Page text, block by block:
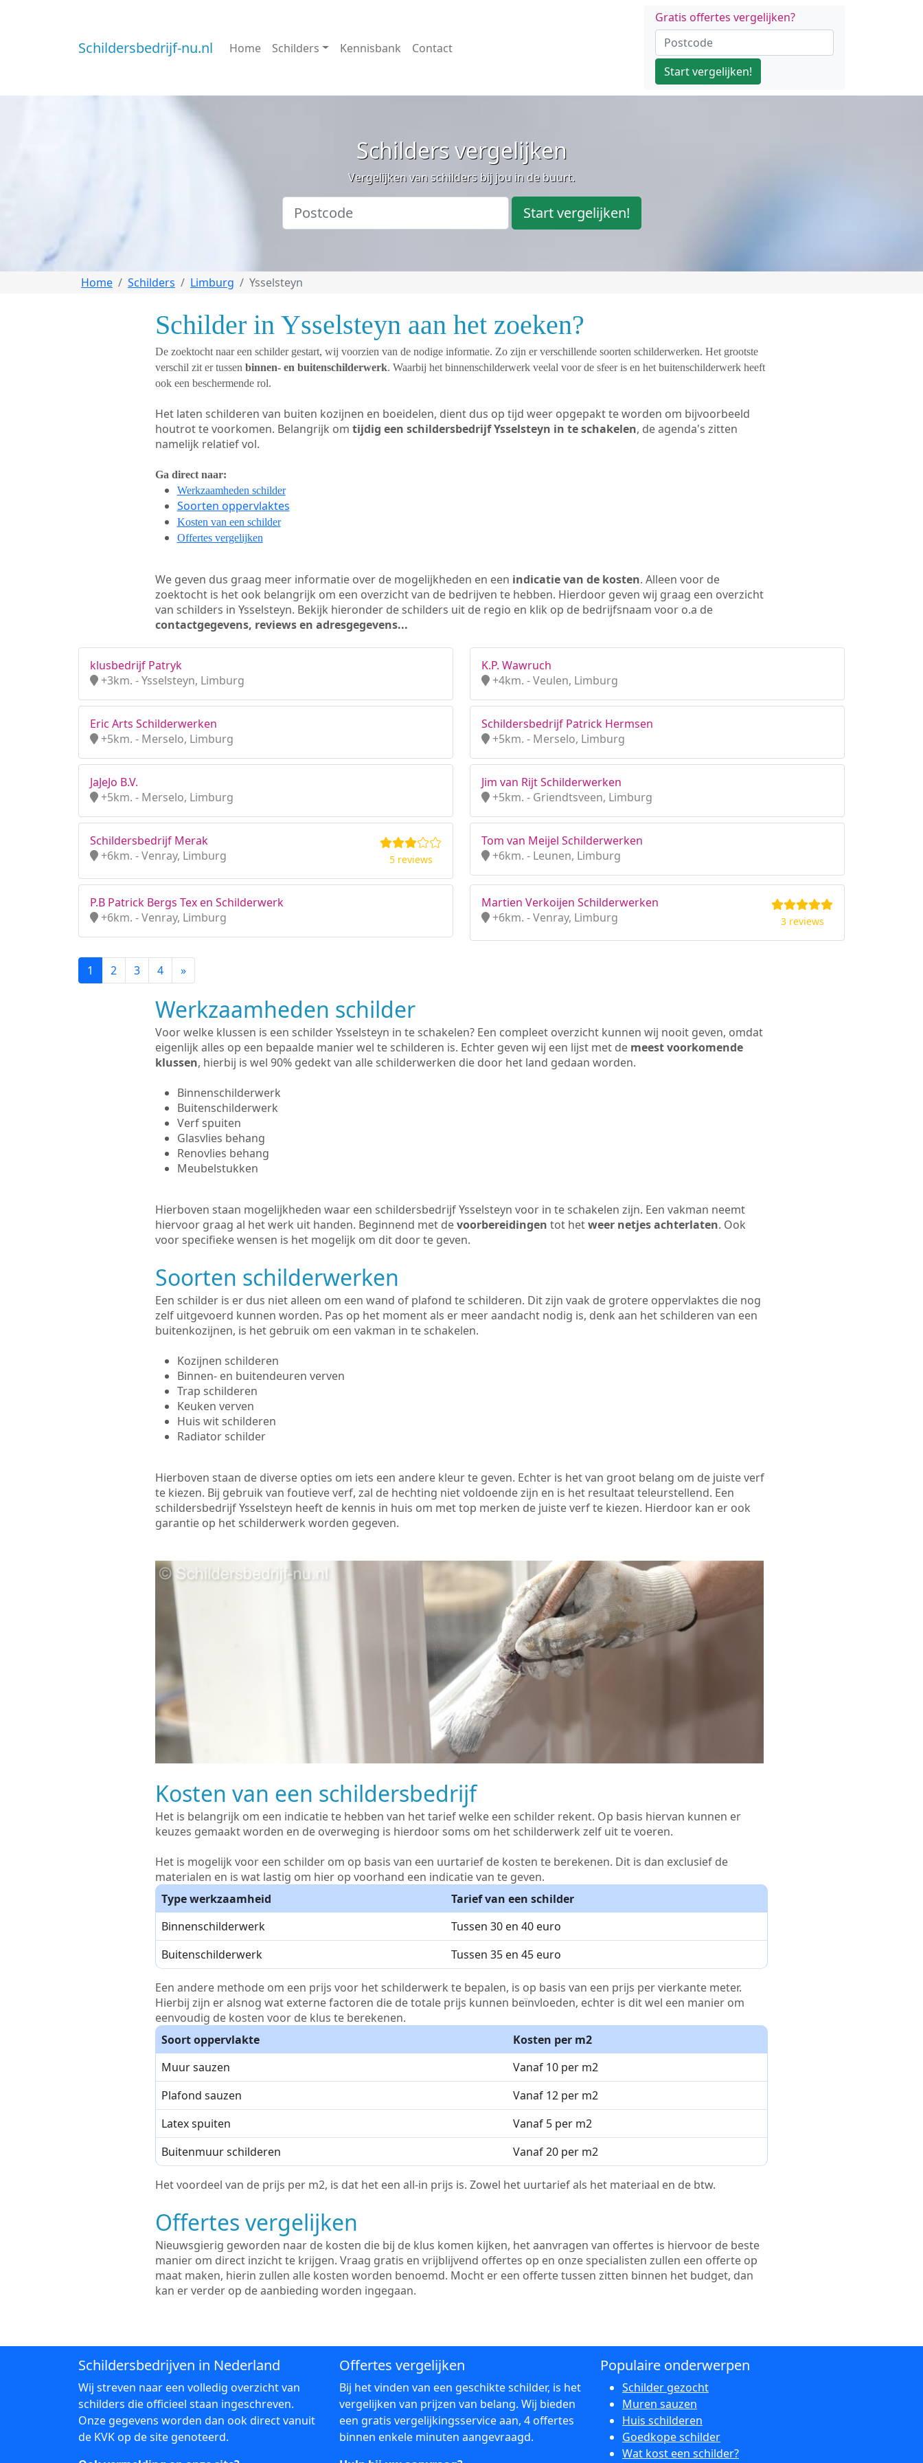
Schildersbedrijf-nu.nl Home Schilders Kennisbank Contact
Gratis offertes vergelijken?
Start vergelijken!
Schilders vergelijken
Vergelijken van schilders bij jou in de buurt.
Start vergelijken!
Home Schilders Limburg Ysselsteyn
Schilder in Ysselsteyn aan het zoeken?
De zoektocht naar een schilder gestart, wij voorzien van de nodige informatie. Zo zijn er verschillende soorten schilderwerken. Het grootste
verschil zit er tussen binnen- en buitenschilderwerk. Waarbij het binnenschilderwerk veelal voor de sfeer is en het buitenschilderwerk heeft
ook een beschermende rol.
Het laten schilderen van buiten kozijnen en boeidelen, dient dus op tijd weer opgepakt te worden om bijvoorbeeld
houtrot te voorkomen. Belangrijk om tijdig een schildersbedrijf Ysselsteyn in te schakelen, de agenda's zitten
namelijk relatief vol.
Ga direct naar:
Werkzaamheden schilder
Soorten oppervlaktes
Kosten van een schilder
Offertes vergelijken
We geven dus graag meer informatie over de mogelijkheden en een indicatie van de kosten. Alleen voor de
zoektocht is het ook belangrijk om een overzicht van de bedrijven te hebben. Hierdoor geven wij graag een overzicht
van schilders in Ysselsteyn. Bekijk hieronder de schilders uit de regio en klik op de bedrijfsnaam voor o.a de
contactgegevens, reviews en adresgegevens...
klusbedrijf Patryk
+3km. - Ysselsteyn, Limburg
K.P. Wawruch
+4km. - Veulen, Limburg
Eric Arts Schilderwerken
+5km. - Merselo, Limburg
Schildersbedrijf Patrick Hermsen
+5km. - Merselo, Limburg
JaJeJo B.V.
+5km. - Merselo, Limburg
Jim van Rijt Schilderwerken
+5km. - Griendtsveen, Limburg
Schildersbedrijf Merak
+6km. - Venray, Limburg
5 reviews
Tom van Meijel Schilderwerken
+6km. - Leunen, Limburg
P.B Patrick Bergs Tex en Schilderwerk
+6km. - Venray, Limburg
Martien Verkoijen Schilderwerken
+6km. - Venray, Limburg
3 reviews
1 2 3 4 »
Werkzaamheden schilder
Voor welke klussen is een schilder Ysselsteyn in te schakelen? Een compleet overzicht kunnen wij nooit geven, omdat
eigenlijk alles op een bepaalde manier wel te schilderen is. Echter geven wij een lijst met de meest voorkomende
klussen, hierbij is wel 90% gedekt van alle schilderwerken die door het land gedaan worden.
Binnenschilderwerk
Buitenschilderwerk
Verf spuiten
Glasvlies behang
Renovlies behang
Meubelstukken
Hierboven staan mogelijkheden waar een schildersbedrijf Ysselsteyn voor in te schakelen zijn. Een vakman neemt
hiervoor graag al het werk uit handen. Beginnend met devoorbereidingen tot hetweer netjes achterlaten. Ook
voor specifieke wensen is het mogelijk om dit door te geven.
Soorten schilderwerken
Een schilder is er dus niet alleen om een wand of plafond te schilderen. Dit zijn vaak de grotere oppervlaktes die nog
zelf uitgevoerd kunnen worden. Pas op het moment als er meer aandacht nodig is, denk aan het schilderen van een
buitenkozijnen, is het gebruik om een vakman in te schakelen.
Kozijnen schilderen
Binnen- en buitendeuren verven
Trap schilderen
Keuken verven
Huis wit schilderen
Radiator schilder
Hierboven staan de diverse opties om iets een andere kleur te geven. Echter is het van groot belang om de juiste verf
te kiezen. Bij gebruik van foutieve verf, zal de hechting niet voldoende zijn en is het resultaat teleurstellend. Een
schildersbedrijf Ysselsteyn heeft de kennis in huis om met top merken de juiste verf te kiezen. Hierdoor kan er ook
garantie op het schilderwerk worden gegeven.
Kosten van een schildersbedrijf
Het is belangrijk om een indicatie te hebben van het tarief welke een schilder rekent. Op basis hiervan kunnen er
keuzes gemaakt worden en de overweging is hierdoor soms om het schilderwerk zelf uit te voeren.
Het is mogelijk voor een schilder om op basis van een uurtarief de kosten te berekenen. Dit is dan exclusief de
materialen en is wat lastig om hier op voorhand een indicatie van te geven.
Type werkzaamheid
Tarief van een schilder
Binnenschilderwerk
Tussen 30 en 40 euro
Buitenschilderwerk
Tussen 35 en 45 euro
Een andere methode om een prijs voor het schilderwerk te bepalen, is op basis van een prijs per vierkante meter.
Hierbij zijn er alsnog wat externe factoren die de totale prijs kunnen beïnvloeden, echter is dit wel een manier om
eenvoudig de kosten voor de klus te berekenen.
Soort oppervlakte
Kosten per m2
Muur sauzen
Vanaf 10 per m2
Plafond sauzen
Vanaf 12 per m2
Latex spuiten
Vanaf 5 per m2
Buitenmuur schilderen
Vanaf 20 per m2
Het voordeel van de prijs per m2, is dat het een all-in prijs is. Zowel het uurtarief als het materiaal en de btw.
Offertes vergelijken
Nieuwsgierig geworden naar de kosten die bij de klus komen kijken, het aanvragen van offertes is hiervoor de beste
manier om direct inzicht te krijgen. Vraag gratis en vrijblijvend offertes op en onze specialisten zullen een offerte op
maat maken, hierin zullen alle kosten worden benoemd. Mocht er een offerte tussen zitten binnen het budget, dan
kan er verder op de aanbieding worden ingegaan.
Schildersbedrijven in Nederland
Wij streven naar een volledig overzicht van
schilders die officieel staan ingeschreven.
Onze gegevens worden dan ook direct vanuit
de KVK op de site genoteerd.
Offertes vergelijken
Bij het vinden van een geschikte schilder, is het
vergelijken van prijzen van belang. Wij bieden
een gratis vergelijkingsservice aan, 4 offertes
binnen enkele minuten aangevraagd.
Populaire onderwerpen
Schilder gezocht
Muren sauzen
Huis schilderen
Goedkope schilder
Wat kost een schilder?